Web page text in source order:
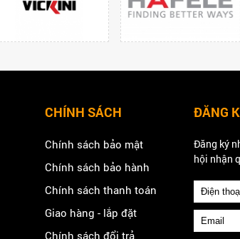
CHÍNH SÁCH
Chính sách bảo mật
Chính sách bảo hành
Chính sách thanh toán
Giao hàng - lắp đặt
Chính sách đổi trả
ĐĂNG
Đăng ký
hội nhận